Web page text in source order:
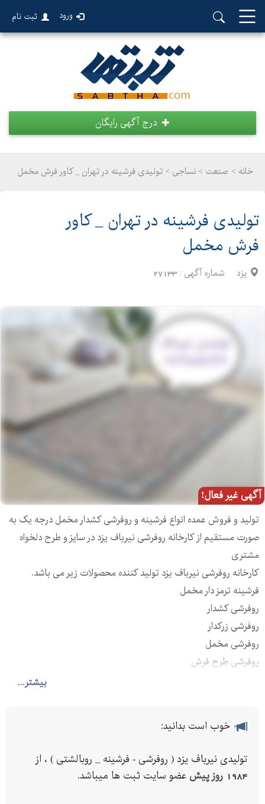
ورود ثبت نام
درج آگهی رایگان
خانه > صنعت > نساجی > تولیدی فرشینه در تهران _ کاور فرش مخمل
تولیدی فرشینه در تهران _ کاور
فرش مخمل
یزد شماره آگهی : 27133
آگهی غیر فعال!
بیشتر...
تولید و فروش عمده انواع فرشینه و روفرشی کشدار مخمل درجه یک به
صورت مستقیم از کارخانه روفرشی نیرباف یزد در سایز و طرح دلخواه
مشتری
کارخانه روفرشی نیرباف یزد تولید کننده محصولات زیر می باشد.
فرشینه ترمز دار مخمل
روفرشی کشدار
روفرشی زرکدار
روفرشی مخمل
روفرشی طرح فرش
خوب است بدانید:
تولیدی نیرباف یزد ( روفرشی - فرشینه _ روبالشتی ) ، از
1984 روز پیش
عضو سایت ثبت ها میباشد.